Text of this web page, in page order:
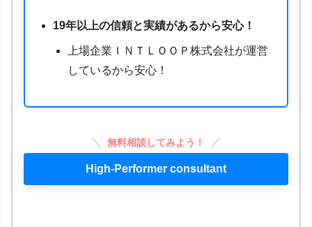
19年以上の信頼と実績があるから安心！
上場企業ＩＮＴＬＯＯＰ株式会社が運営
しているから安心！
無料相談してみよう！
High-Performer consultant